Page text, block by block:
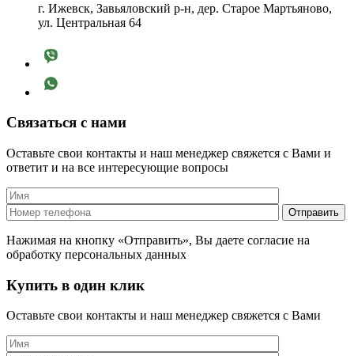
г. Ижевск, Завьяловский р-н, дер. Старое Мартьяново,
ул. Центральная 64
Связаться с нами
Оставьте свои контакты и наш менеджер свяжется с Вами и
ответит и на все интересующие вопросы
Нажимая на кнопку «Отправить», Вы даете согласие на
обработку персональных данных
Купить в один клик
Оставьте свои контакты и наш менеджер свяжется с Вами